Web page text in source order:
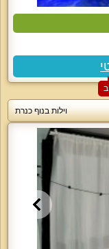
וילות בנוף כנרת